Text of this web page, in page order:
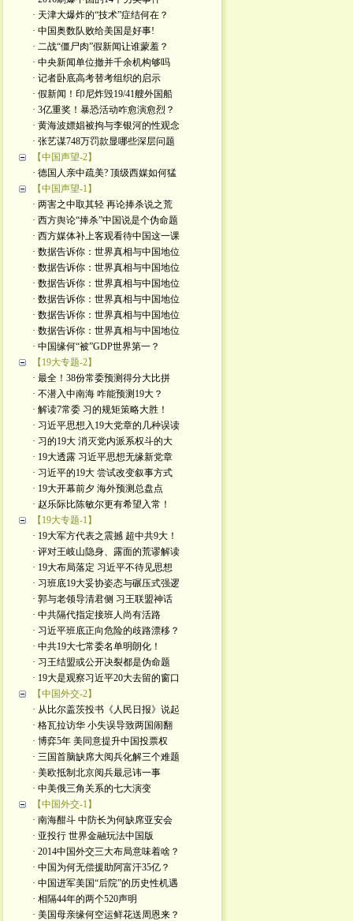
· 天津大爆炸的“技术”症结何在？
· 中国奥数队败给美国是好事!
· 二战“僵尸肉”假新闻让谁蒙羞？
· 中央新闻单位撤并千余机构够吗
· 记者卧底高考替考组织的启示
· 假新闻！印尼炸毁19/41艘外国船
· 3亿重奖！暴恐活动咋愈演愈烈？
· 黄海波嫖娼被拘与李银河的性观念
· 张艺谋748万罚款显哪些深层问题
【中国声望-2】
· 德国人亲中疏美? 顶级西媒如何猛
【中国声望-1】
· 两害之中取其轻 再论捧杀说之荒
· 西方舆论“捧杀”中国说是个伪命题
· 西方媒体补上客观看待中国这一课
· 数据告诉你：世界真相与中国地位
· 数据告诉你：世界真相与中国地位
· 数据告诉你：世界真相与中国地位
· 数据告诉你：世界真相与中国地位
· 数据告诉你：世界真相与中国地位
· 数据告诉你：世界真相与中国地位
· 中国缘何“被”GDP世界第一？
【19大专题-2】
· 最全！38份常委预测得分大比拼
· 不潜入中南海 咋能预测19大？
· 解读7常委 习的规矩策略大胜！
· 习近平思想入19大党章的几种误读
· 习的19大 消灭党内派系权斗的大
· 19大透露 习近平思想无缘新党章
· 习近平的19大 尝试改变叙事方式
· 19大开幕前夕 海外预测总盘点
· 赵乐际比陈敏尔更有希望入常！
【19大专题-1】
· 19大军方代表之震撼 超中共9大！
· 评对王岐山隐身、露面的荒谬解读
· 19大布局落定 习近平不待见思想
· 习班底19大妥协姿态与碾压式强逻
· 郭与老领导清君侧 习王联盟神话
· 中共隔代指定接班人尚有活路
· 习近平班底正向危险的歧路漂移？
· 中共19大七常委名单明朗化！
· 习王结盟或公开决裂都是伪命题
· 19大是观察习近平20大去留的窗口
【中国外交-2】
· 从比尔盖茨投书《人民日报》说起
· 格瓦拉访华 小失误导致两国闹翻
· 博弈5年 美同意提升中国投票权
· 三国首脑缺席大阅兵化解三个难题
· 美欧抵制北京阅兵最忌讳一事
· 中美俄三角关系的七大演变
【中国外交-1】
· 南海酣斗 中防长为何缺席亚安会
· 亚投行 世界金融玩法中国版
· 2014中国外交三大布局意味着啥？
· 中国为何无偿援助阿富汗35亿？
· 中国进军美国“后院”的历史性机遇
· 相隔44年的两个520声明
· 美国母亲缘何空运鲜花送周恩来？